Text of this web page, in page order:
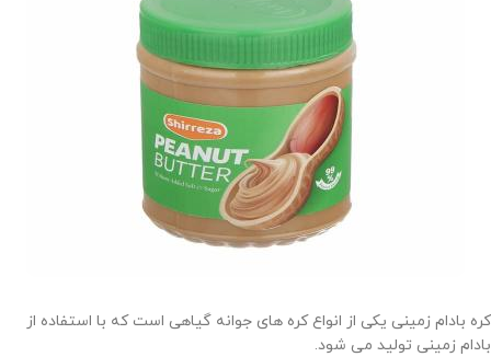
کره بادام زمینی یکی از انواع کره های جوانه گیاهی است که با استفاده از
بادام زمینی تولید می شود.